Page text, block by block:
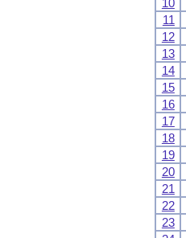
11
12
13
14
15
16
17
18
19
20
21
22
23